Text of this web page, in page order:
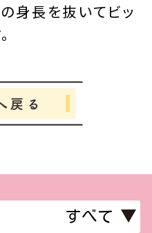
身長を抜いてビッ